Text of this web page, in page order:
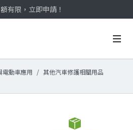
有限，立即申請！
中‼️
有限，立即申請！
電動車應用 其他汽車修護相關用品